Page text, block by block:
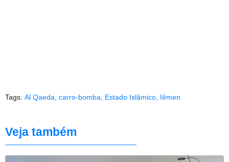
Tags: Al Qaeda carro-bomba Estado Islâmico Iêmen
Veja também